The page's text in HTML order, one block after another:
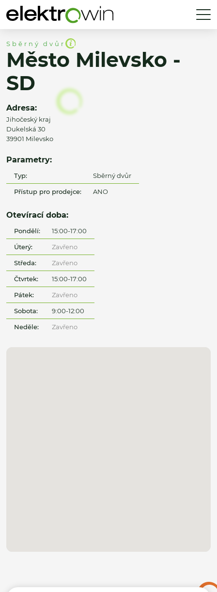
Sběrný dvůr
Město Milevsko -
SD
Adresa:
Jihočeský kraj
Dukelská 30
39901 Milevsko
Parametry:
Typ: Sběrný dvůr
Přístup pro prodejce: ANO
Otevírací doba:
Pondělí: 15:00-17:00
Úterý: Zavřeno
Středa: Zavřeno
Čtvrtek: 15:00-17:00
Pátek: Zavřeno
Sobota: 9:00-12:00
Neděle: Zavřeno